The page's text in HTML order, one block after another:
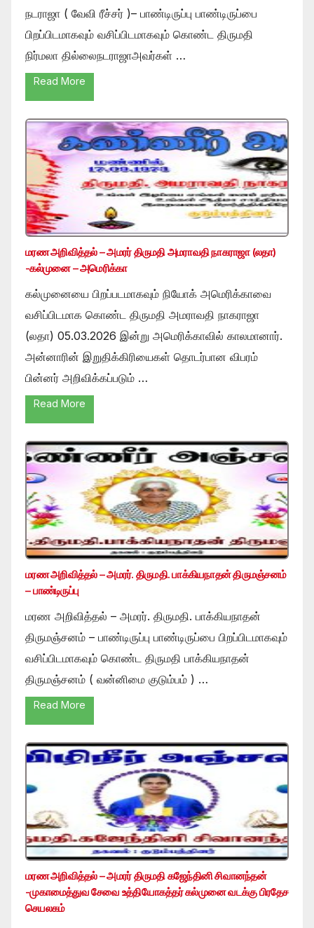
நடராஜா ( வேவி ரீச்சர் )– பாண்டிருப்பு பாண்டிருப்பை
பிறப்பிடமாகவும் வசிப்பிடமாகவும் கொண்ட திருமதி
நிர்மலா தில்லைநடராஜாஅவர்கள் …
Read More
மரண அறிவித்தல் – அமரர் திருமதி அமராவதி நாகராஜா (லதா)
-கல்முனை – அமெரிக்கா
கல்முனையை பிறப்படமாகவும் நியோக் அமெரிக்காவை
வசிப்பிடமாக கொண்ட திருமதி அமராவதி நாகராஜா
(லதா) 05.03.2026 இன்று அமெரிக்காவில் காலமானார்.
அன்னாரின் இறுதிக்கிரியைகள் தொடர்பான விபரம்
பின்னர் அறிவிக்கப்படும் …
Read More
மரண அறிவித்தல் – அமரர். திருமதி. பாக்கியநாதன் திருமஞ்சனம்
– பாண்டிருப்பு
மரண அறிவித்தல் – அமரர். திருமதி. பாக்கியநாதன்
திருமஞ்சனம் – பாண்டிருப்பு பாண்டிருப்பை பிறப்பிடமாகவும்
வசிப்பிடமாகவும் கொண்ட திருமதி பாக்கியநாதன்
திருமஞ்சனம் ( வன்னிமை குடும்பம் ) …
Read More
மரண அறிவித்தல் – அமரர் திருமதி கஜேந்தினி சிவானந்தன்
-முகாமைத்துவ சேவை உத்தியோகத்தர் கல்முனை வடக்கு பிரதேச
செயலகம்